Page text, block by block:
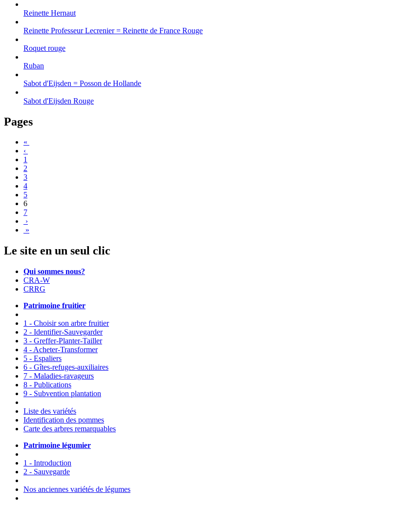
Reinette Hernaut
Reinette Professeur Lecrenier = Reinette de France Rouge
Roquet rouge
Ruban
Sabot d'Eijsden = Posson de Hollande
Sabot d'Eijsden Rouge
Pages
«
‹
1
2
3
4
5
6
7
›
»
Le site en un seul clic
Qui sommes nous?
CRA-W
CRRG
Patrimoine fruitier
1 - Choisir son arbre fruitier
2 - Identifier-Sauvegarder
3 - Greffer-Planter-Tailler
4 - Acheter-Transformer
5 - Espaliers
6 - Gîtes-refuges-auxiliaires
7 - Maladies-ravageurs
8 - Publications
9 - Subvention plantation
Liste des variétés
Identification des pommes
Carte des arbres remarquables
Patrimoine légumier
1 - Introduction
2 - Sauvegarde
Nos anciennes variétés de légumes